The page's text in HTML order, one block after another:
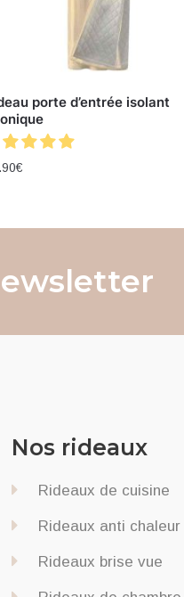
porte d’entrée isolant
€
Nos rideaux
Rideaux de cuisine
Rideaux anti chaleur
Rideaux brise vue